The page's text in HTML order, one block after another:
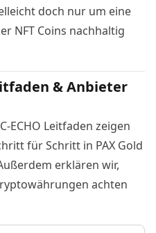
doch nur um eine
NFT Coins nachhaltig
& Anbieter
ECHO Leitfaden zeigen
für Schritt in PAX Gold
erklären wir,
achten